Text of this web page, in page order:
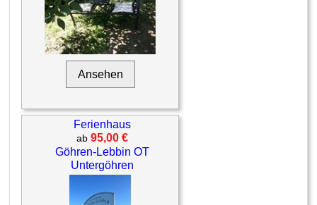
Ansehen
Ferienhaus
ab 95,00 €
Göhren-Lebbin OT
Untergöhren